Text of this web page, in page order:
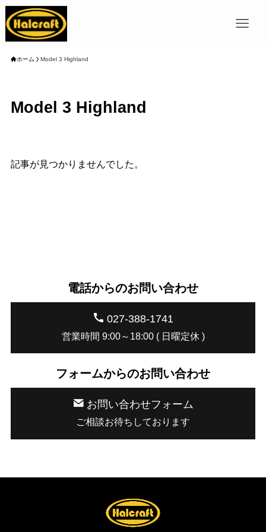
ホーム Model 3 Highland
Model 3 Highland
記事が見つかりませんでした。
電話からのお問い合わせ
027-388-1741
営業時間 9:00～18:00 ( 日曜定休 )
フォームからのお問い合わせ
お問い合わせフォーム
ご相談お待ちしております